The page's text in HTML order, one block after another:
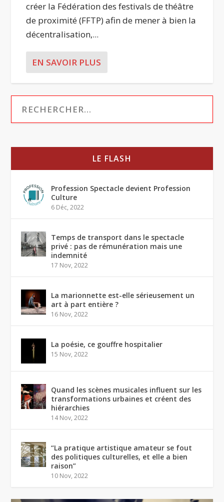
créer la Fédération des festivals de théâtre
de proximité (FFTP) afin de mener à bien la
décentralisation,...
EN SAVOIR PLUS
LE FLASH
Profession Spectacle devient Profession
Culture
6 Déc, 2022
Temps de transport dans le spectacle
privé : pas de rémunération mais une
indemnité
17 Nov, 2022
La marionnette est-elle sérieusement un
art à part entière ?
16 Nov, 2022
La poésie, ce gouffre hospitalier
15 Nov, 2022
Quand les scènes musicales influent sur les
transformations urbaines et créent des
hiérarchies
14 Nov, 2022
“La pratique artistique amateur se fout
des politiques culturelles, et elle a bien
raison”
10 Nov, 2022